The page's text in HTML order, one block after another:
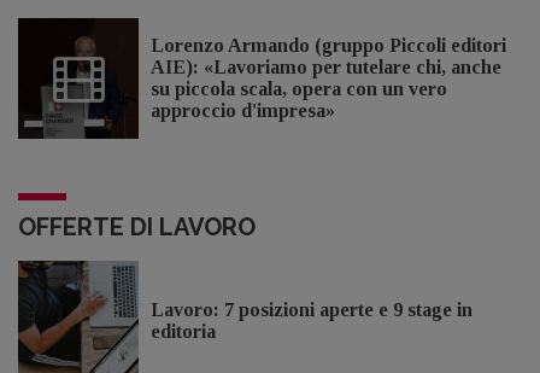
Lorenzo Armando (gruppo Piccoli editori
AIE): «Lavoriamo per tutelare chi, anche
su piccola scala, opera con un vero
approccio d'impresa»
OFFERTE DI LAVORO
Lavoro: 7 posizioni aperte e 9 stage in
editoria